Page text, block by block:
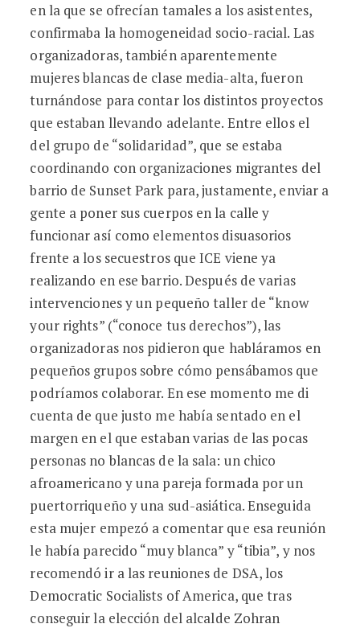
en la que se ofrecían tamales a los asistentes,
confirmaba la homogeneidad socio-racial. Las
organizadoras, también aparentemente
mujeres blancas de clase media-alta, fueron
turnándose para contar los distintos proyectos
que estaban llevando adelante. Entre ellos el
del grupo de “solidaridad”, que se estaba
coordinando con organizaciones migrantes del
barrio de Sunset Park para, justamente, enviar a
gente a poner sus cuerpos en la calle y
funcionar así como elementos disuasorios
frente a los secuestros que ICE viene ya
realizando en ese barrio. Después de varias
intervenciones y un pequeño taller de “know
your rights” (“conoce tus derechos”), las
organizadoras nos pidieron que habláramos en
pequeños grupos sobre cómo pensábamos que
podríamos colaborar. En ese momento me di
cuenta de que justo me había sentado en el
margen en el que estaban varias de las pocas
personas no blancas de la sala: un chico
afroamericano y una pareja formada por un
puertorriqueño y una sud-asiática. Enseguida
esta mujer empezó a comentar que esa reunión
le había parecido “muy blanca” y “tibia”, y nos
recomendó ir a las reuniones de DSA, los
Democratic Socialists of America, que tras
conseguir la elección del alcalde Zohran